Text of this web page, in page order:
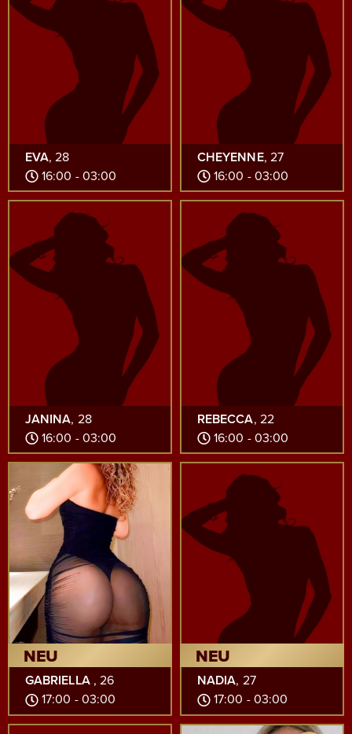
EVA, 28
16:00 - 03:00
CHEYENNE, 27
16:00 - 03:00
JANINA, 28
16:00 - 03:00
REBECCA, 22
16:00 - 03:00
NEU
GABRIELLA , 26
17:00 - 03:00
NEU
NADIA, 27
17:00 - 03:00